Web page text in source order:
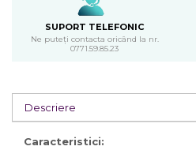
SUPORT TELEFONIC
Ne puteți contacta oricând la nr.
0771.59.85.23
Descriere
Caracteristici: